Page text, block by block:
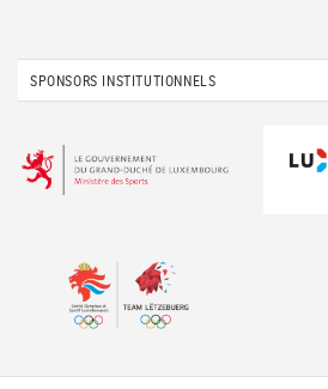
SPONSORS INSTITUTIONNELS